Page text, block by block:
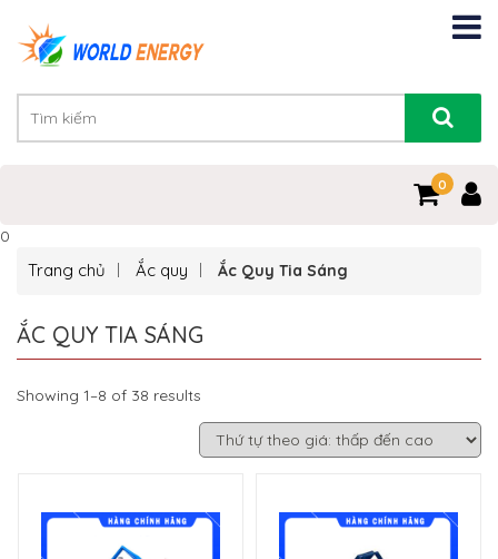
0
0
Trang chủ Ắc quy Ắc Quy Tia Sáng
ẮC QUY TIA SÁNG
Showing 1–8 of 38 results